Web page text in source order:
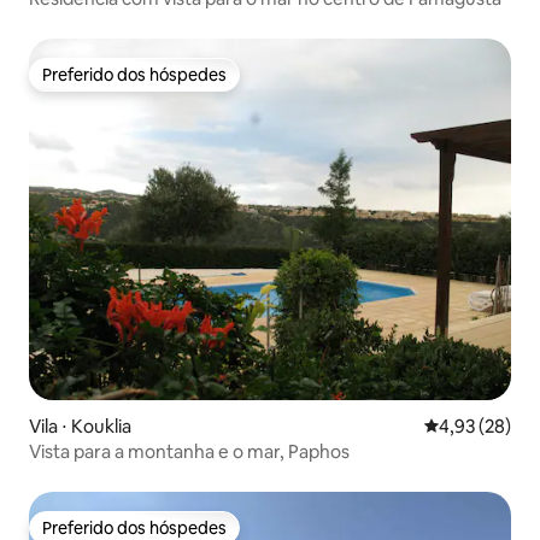
Preferido dos hóspedes
Preferido dos hóspedes
Vila ⋅ Kouklia 4,93 de uma
4,93 (28)
Vista para a montanha e o mar, Paphos
Preferido dos hóspedes